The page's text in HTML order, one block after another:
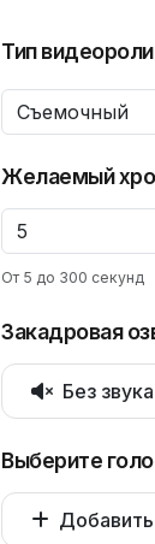
Тип
Желаемый
От 5 до 300 секунд
Закадровая
Без звука
Выберите